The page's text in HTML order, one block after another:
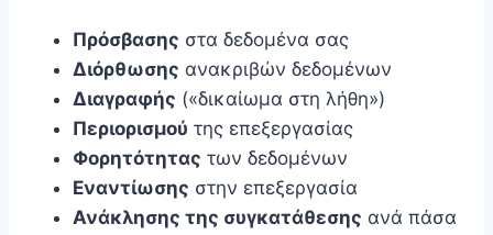
Πρόσβασης στα δεδομένα σας
Διόρθωσης ανακριβών δεδομένων
Διαγραφής («δικαίωμα στη λήθη»)
Περιορισμού της επεξεργασίας
Φορητότητας των δεδομένων
Εναντίωσης στην επεξεργασία
Ανάκλησης της συγκατάθεσης ανά πάσα